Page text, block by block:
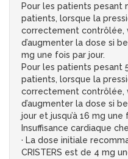
Pour les patients pesant
patients, lorsque la
correctement contrôlée,
d’augmenter la dose si
mg une fois par jour.
Pour les patients pesant
patients, lorsque la
correctement contrôlée,
d’augmenter la dose si
jour et jusqu’à 16 mg une
Insuffisance cardiaque
· La dose initiale
CRISTERS est de 4 mg